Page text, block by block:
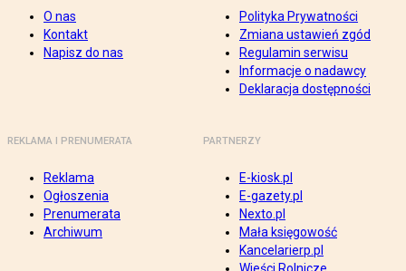
O nas
Kontakt
Napisz do nas
Polityka Prywatności
Zmiana ustawień zgód
Regulamin serwisu
Informacje o nadawcy
Deklaracja dostępności
REKLAMA I PRENUMERATA
Reklama
Ogłoszenia
Prenumerata
Archiwum
PARTNERZY
E-kiosk.pl
E-gazety.pl
Nexto.pl
Mała księgowość
Kancelarierp.pl